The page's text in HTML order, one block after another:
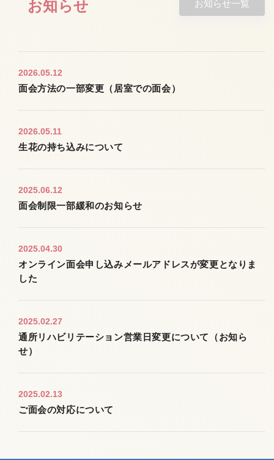
お知らせ お知らせ一覧
2026.05.12
面会方法の一部変更（居室での面会）
2026.05.11
生花の持ち込みについて
2025.06.12
面会制限一部緩和のお知らせ
2025.04.30
オンライン面会申し込みメールアドレスが変更となりま
した
2025.02.27
通所リハビリテーション営業日変更について（お知ら
せ）
2025.02.13
ご面会の対応について